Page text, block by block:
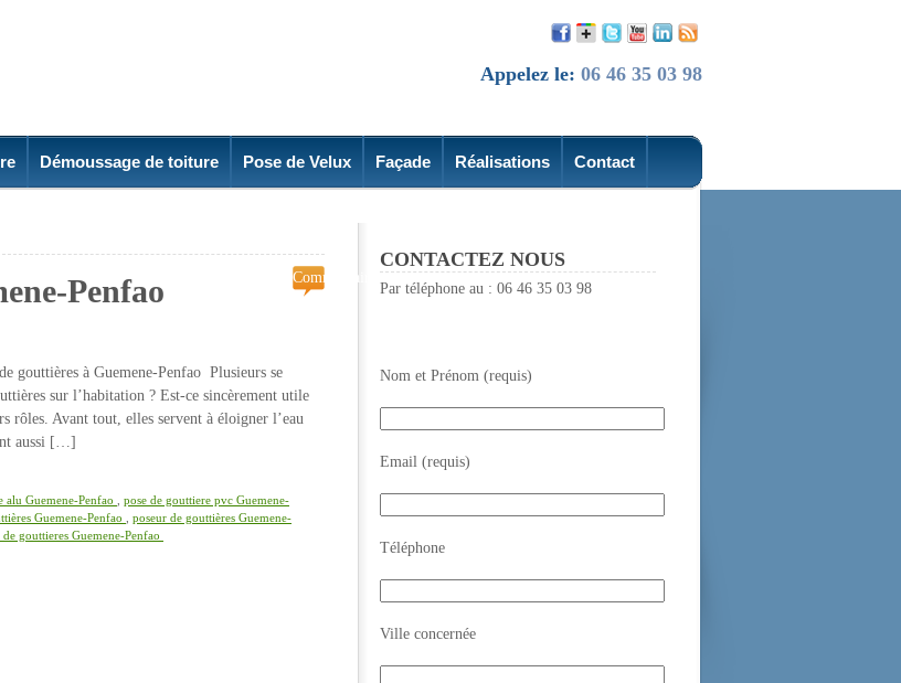
Appelez le: 06 46 35 03 98
Démoussage de toiture Pose de Velux Façade Réalisations Contact
Penfao
Commentaires
fermés
gouttières
Guemene-
gouttières à Guemene-Penfao Plusieurs se
sur l’habitation ? Est-ce sincèrement utile
rôles. Avant tout, elles servent à éloigner l’eau
aussi […]
alu Guemene-Penfao
pose de gouttiere pvc Guemene-
Guemene-Penfao
poseur de gouttières Guemene-
gouttieres Guemene-Penfao
CONTACTEZ NOUS
Par téléphone au : 06 46 35 03 98
Nom et Prénom (requis)
Email (requis)
Téléphone
Ville concernée